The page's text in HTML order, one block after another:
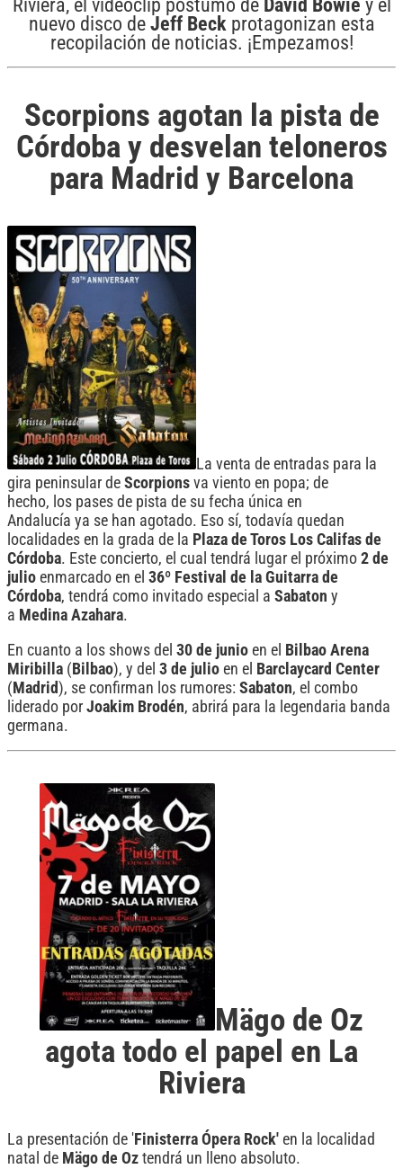
Riviera, el videoclip póstumo de David Bowie y el
nuevo disco de Jeff Beck protagonizan esta
recopilación de noticias. ¡Empezamos!
Scorpions agotan la pista de
Córdoba y desvelan teloneros
para Madrid y Barcelona
La venta de entradas para la
gira peninsular de Scorpions va viento en popa; de
hecho, los pases de pista de su fecha única en
Andalucía ya se han agotado. Eso sí, todavía quedan
localidades en la grada de la Plaza de Toros Los Califas de
Córdoba. Este concierto, el cual tendrá lugar el próximo 2 de
julio enmarcado en el 36º Festival de la Guitarra de
Córdoba, tendrá como invitado especial a Sabaton y
a Medina Azahara.
En cuanto a los shows del 30 de junio en el Bilbao Arena
Miribilla (Bilbao), y del 3 de julio en el Barclaycard Center
(Madrid), se confirman los rumores: Sabaton, el combo
liderado por Joakim Brodén, abrirá para la legendaria banda
germana.
Mägo de Oz
agota todo el papel en La
Riviera
La presentación de 'Finisterra Ópera Rock' en la localidad
natal de Mägo de Oz tendrá un lleno absoluto.